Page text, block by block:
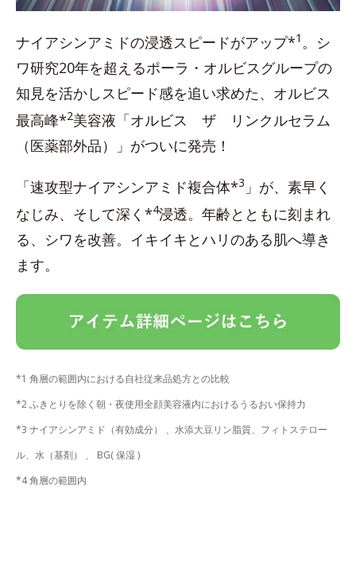
ナイアシンアミドの浸透スピードがアップ*1 。シ
ワ研究20年を超えるポーラ・オルビスグループの
知見を活かしスピード感を追い求めた、オルビス
最高峰*2美容液「オルビス ザ リンクルセラム
（医薬部外品）」がついに発売！
「速攻型ナイアシンアミド複合体*3 」が、素早く
なじみ、そして深く*4浸透。年齢とともに刻まれ
る、シワを改善。イキイキとハリのある肌へ導き
ます。
*1 角層の範囲内における自社従来品処方との比較
*2 ふきとりを除く朝・夜使用全顔美容液内におけるうるおい保持力
*3 ナイアシンアミド（有効成分） 、水添大豆リン脂質、フィトステロー
ル、水（基剤） 、 BG( 保湿 )
*4 角層の範囲内